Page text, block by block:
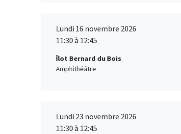
Lundi 16 novembre 2026
11:30 à 12:45
Îlot Bernard du Bois
Amphithéâtre
Lundi 23 novembre 2026
11:30 à 12:45